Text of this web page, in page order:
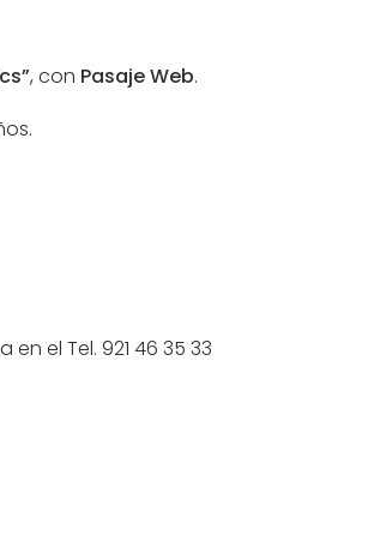
, con Pasaje Web.
en el Tel. 921 46 35 33